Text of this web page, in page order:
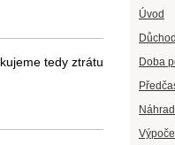
tedy ztrátu
Úvod
Doba